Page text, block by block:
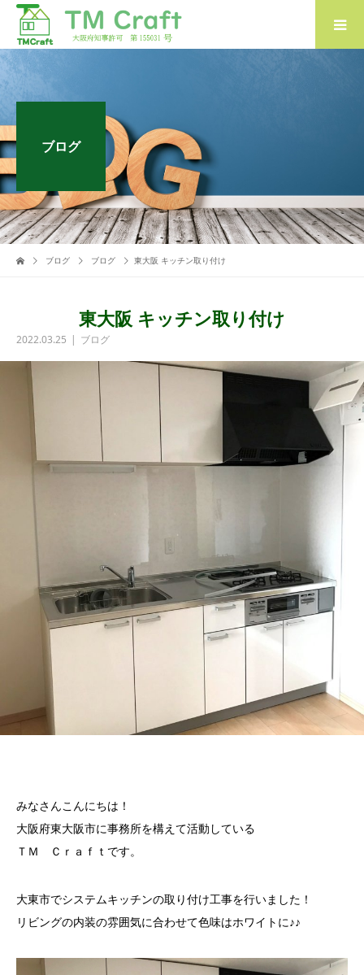
ブログ
ブログ ブログ 東大阪 キッチン取り付け
東大阪 キッチン取り付け
2022.03.25 ブログ
みなさんこんにちは！
大阪府東大阪市に事務所を構えて活動している
ＴＭ Ｃｒａｆｔです。
大東市でシステムキッチンの取り付け工事を行いました！
リビングの内装の雰囲気に合わせて色味はホワイトに♪♪